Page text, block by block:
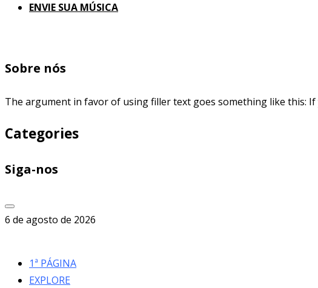
ENVIE SUA MÚSICA
Sobre nós
The argument in favor of using filler text goes something like this:
Categories
Siga-nos
6 de agosto de 2026
1ª PÁGINA
EXPLORE